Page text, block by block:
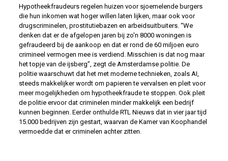
Hypotheekfraudeurs regelen huizen voor sjoemelende burgers
die hun inkomen wat hoger willen laten lijken, maar ook voor
drugscriminelen, prostitutiebazen en arbeidsuitbuiters. “We
denken dat er de afgelopen jaren bij zo'n 8000 woningen is
gefraudeerd bij de aankoop en dat er rond de 60 miljoen euro
crimineel vermogen mee is verdiend. Misschien is dat nog maar
het topje van de ijsberg”, zegt de Amsterdamse politie. De
politie waarschuwt dat het met moderne technieken, zoals AI,
steeds makkelijker wordt om papieren te vervalsen en pleit voor
meer mogelijkheden om hypotheekfraude te stoppen. Ook pleit
de politie ervoor dat criminelen minder makkelijk een bedrijf
kunnen beginnen. Eerder onthulde RTL Nieuws dat in vier jaar tijd
15.000 bedrijven zijn gestart, waarvan de Kamer van Koophandel
vermoedde dat er criminelen achter zitten.